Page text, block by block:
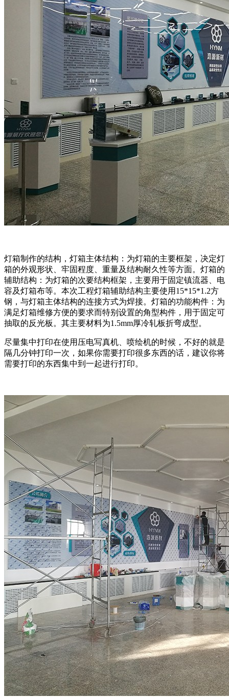
灯箱制作的结构，灯箱主体结构：为灯箱的主要框架，决定灯
箱的外观形状、牢固程度、重量及结构耐久性等方面。灯箱的
辅助结构：为灯箱的次要结构框架，主要用于固定镇流器、电
容及灯箱布等。本次工程灯箱辅助结构主要使用15*15*1.2方
钢，与灯箱主体结构的连接方式为焊接。灯箱的功能构件：为
满足灯箱维修方便的要求而特别设置的角型构件，用于固定可
抽取的反光板。其主要材料为1.5mm厚冷轧板折弯成型。
尽量集中打印在使用压电写真机、喷绘机的时候，不好的就是
隔几分钟打印一次，如果你需要打印很多东西的话，建议你将
需要打印的东西集中到一起进行打印。